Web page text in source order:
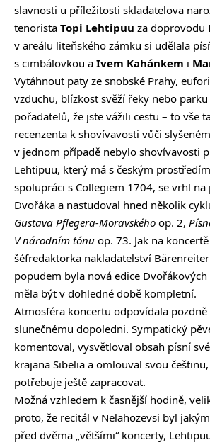
slavnosti u příležitosti skladatelova
tenorista Topi Lehtipuu za doprovodu
v areálu liteňského zámku si udělala
s cimbálovkou a Ivem Kahánkem i
Vytáhnout paty ze snobské Prahy,
vzduchu, blízkost svěží řeky nebo
pořadatelů, že jste vážili cestu – to vše
recenzenta k shovívavosti vůči
v jednom případě nebylo shovívavosti
Lehtipuu, který má s českým
spolupráci s Collegiem 1704, se vrhl
Dvořáka a nastudoval hned několik
Gustava Pflegera-Moravského op. 2,
V národním tónu op. 73. Jak na
šéfredaktorka nakladatelství Bärenreiter
popudem byla nová edice
měla být v dohledné době kompletní.
Atmosféra koncertu odpovídala
slunečnému dopoledni. Sympatický
komentoval, vysvětloval obsah písní
krajana Sibelia a omlouval svou
potřebuje ještě zapracovat.
Možná vzhledem k časnější hodině,
proto, že recitál v Nelahozevsi byl
před dvěma „většími“ koncerty,